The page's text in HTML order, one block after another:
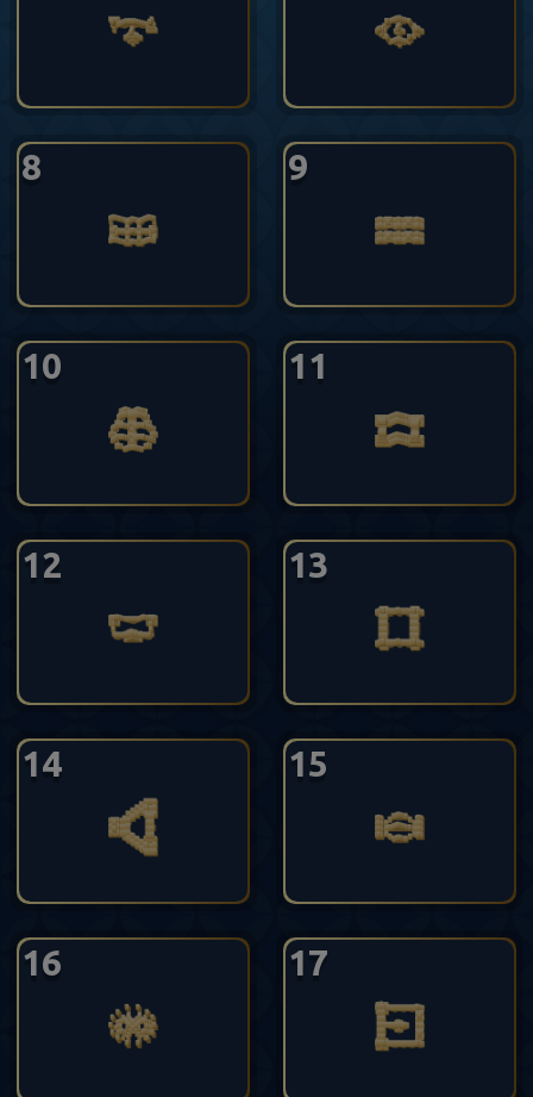
8 9
10 11
12 13
14 15
16 17